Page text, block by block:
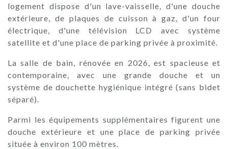
logement dispose d'un lave-vaisselle, d'une douche
extérieure, de plaques de cuisson à gaz, d'un four
électrique, d'une télévision LCD avec système
satellite et d'une place de parking privée à proximité.
La salle de bain, rénovée en 2026, est spacieuse et
contemporaine, avec une grande douche et un
système de douchette hygiénique intégré (sans bidet
séparé).
Parmi les équipements supplémentaires figurent une
douche extérieure et une place de parking privée
située à environ 100 mètres.